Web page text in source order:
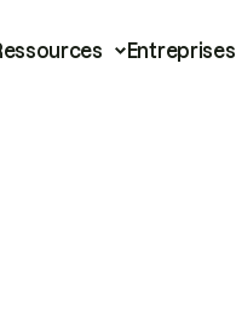
Entreprises